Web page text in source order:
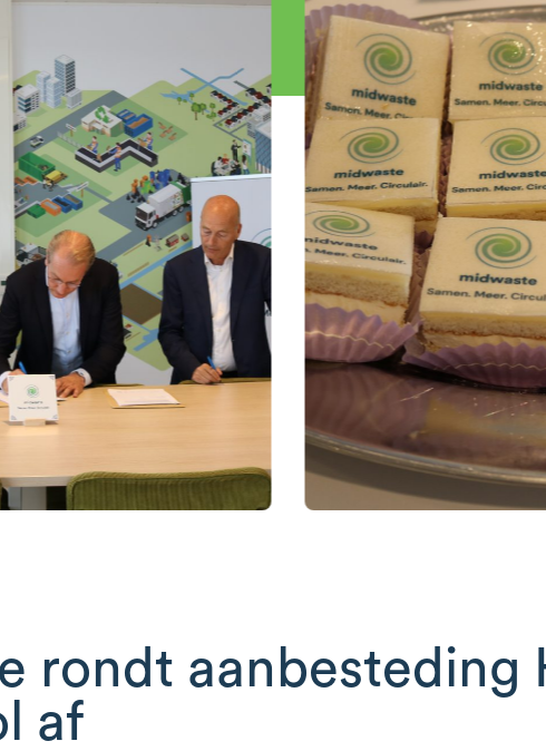
rondt aanbesteding
af